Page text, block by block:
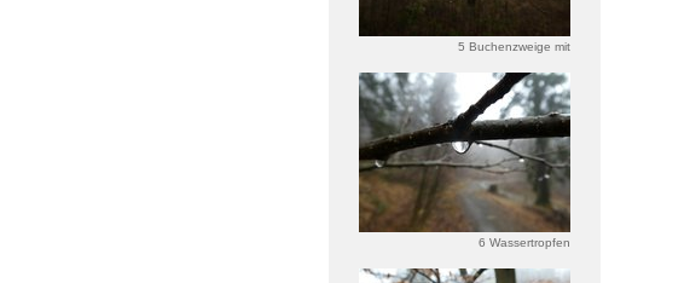
5 Buchenzweige mit
6 Wassertropfen